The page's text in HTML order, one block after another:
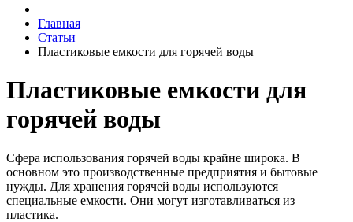
Главная
Статьи
Пластиковые емкости для горячей воды
Пластиковые емкости для
горячей воды
Сфера использования горячей воды крайне широка. В
основном это производственные предприятия и бытовые
нужды. Для хранения горячей воды используются
специальные емкости. Они могут изготавливаться из
пластика.